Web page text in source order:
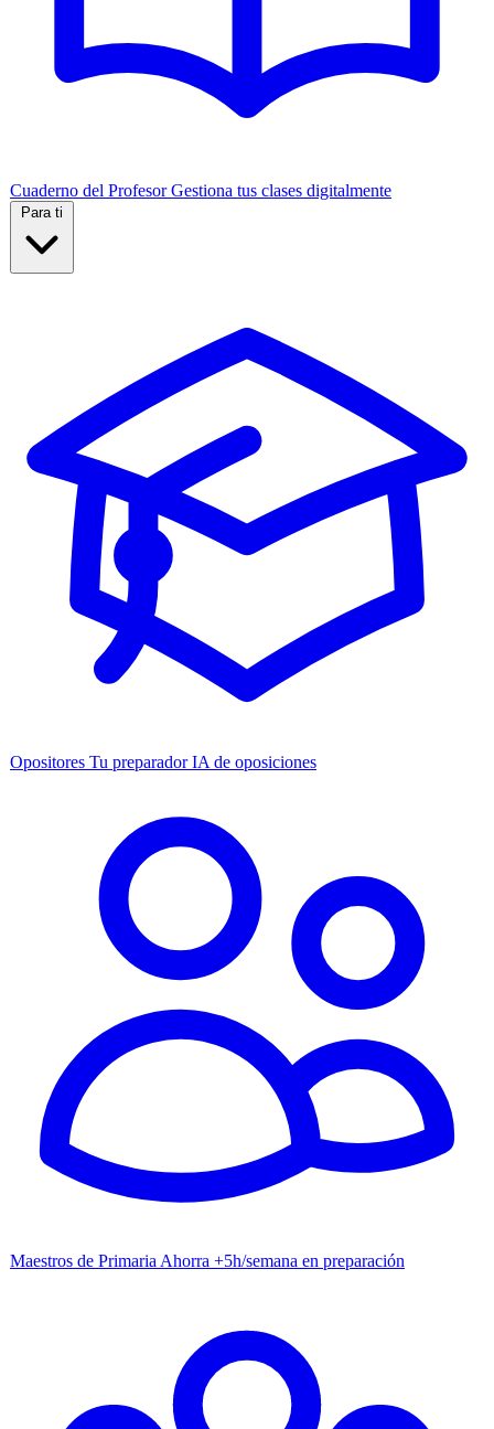
Cuaderno del Profesor Gestiona tus clases digitalmente
Opositores Tu preparador IA de oposiciones
Maestros de Primaria Ahorra +5h/semana en preparación